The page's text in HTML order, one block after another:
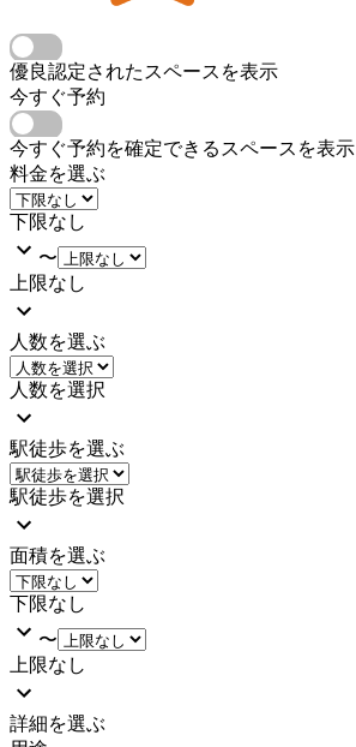
優良認定されたスペースを表示
今すぐ予約
今すぐ予約を確定できるスペースを表示
料金を選ぶ
下限なし
〜
上限なし
人数を選ぶ
人数を選択
駅徒歩を選ぶ
駅徒歩を選択
面積を選ぶ
下限なし
〜
上限なし
詳細を選ぶ